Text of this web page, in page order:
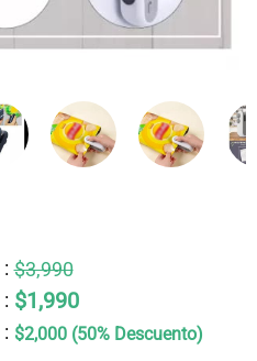
: $3,990
: $1,990
: $2,000 (50% Descuento)